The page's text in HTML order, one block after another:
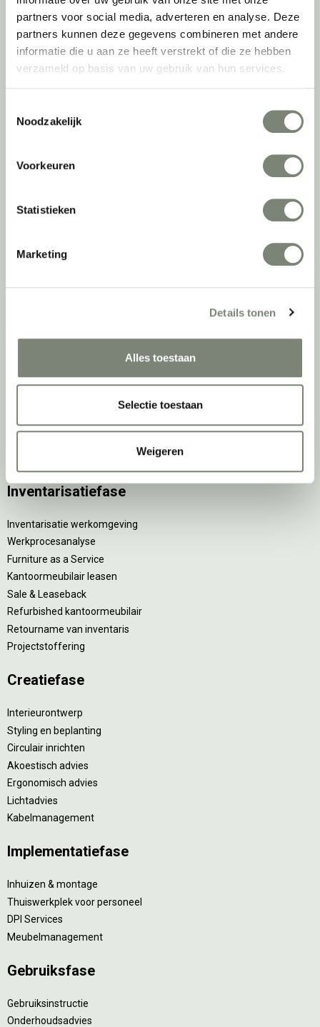
partners voor social media, adverteren en analyse. Deze
partners kunnen deze gegevens combineren met andere
informatie die u aan ze heeft verstrekt of die ze hebben
verzameld op basis van uw gebruik van hun services.
Noodzakelijk
Voorkeuren
Statistieken
Marketing
Details tonen
Alles toestaan
Selectie toestaan
Weigeren
kijken we ook naar de toekomst. Naar hoe we werkomgevingen een
tweede leven kunnen geven, bijvoorbeeld. Maar ook door keer op
keer actief te kijken naar de duurzaamste optie.
Belangrijke categorieën
Zitsta bureaus
Projectstoffering
Kantoorkasten
Stoelen
Verlichting
Accessoires
De
Nieuws
Inventarisatiefase
Inventarisatie werkomgeving
Werkprocesanalyse
Furniture as a Service
Kantoormeubilair leasen
Sale & Leaseback
Refurbished kantoormeubilair
Retourname van inventaris
Projectstoffering
Creatiefase
Interieurontwerp
Styling en beplanting
Circulair inrichten
Akoestisch advies
Ergonomisch advies
Lichtadvies
Kabelmanagement
Implementatiefase
Inhuizen & montage
Thuiswerkplek voor personeel
DPI Services
Meubelmanagement
Gebruiksfase
Gebruiksinstructie
Onderhoudsadvies